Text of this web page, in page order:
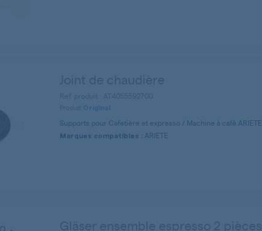
Original
Supports pour Cafetière et expresso / Machine à café ARIETE
Marques compatibles : ARIETE